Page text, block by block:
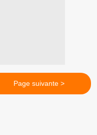
Page suivante >